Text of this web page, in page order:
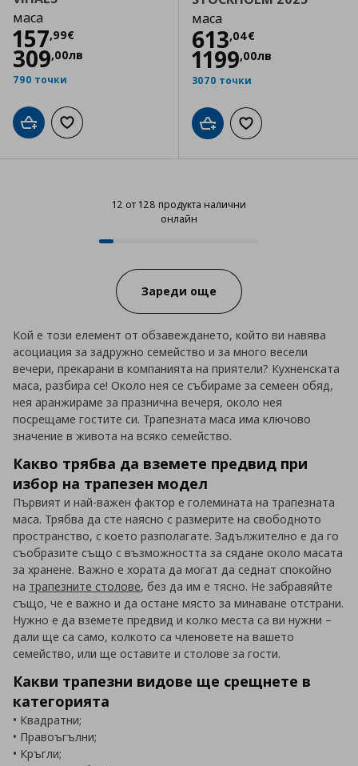
маса
157,99€
Цена
309,00лв
790 точки
Добави в кошницата
Добави към списъка с любими
маса
613,04€
Цена
1199,00лв
3070 точки
Добави в кошницата
Добави към
12 от 128 продукта налични
онлайн
12 от 128 продукта налични
Progress:
Зареди още
Кой е този елемент от обзавеждането, който ви навява
асоциация за задружно семейство и за много весели
вечери, прекарани в компанията на приятели? Кухненската
маса, разбира се! Около нея се събираме за семеен обяд,
нея аранжираме за празнична вечеря, около нея
посрещаме гостите си. Трапезната маса има ключово
значение в живота на всяко семейство.
Какво трябва да вземете предвид при
избор на трапезен модел
Първият и най-важен фактор е големината на трапезната
маса. Трябва да сте наясно с размерите на свободното
пространство, с което разполагате. Задължително е да го
съобразите също с възможността за сядане около масата
за хранене. Важно е хората да могат да седнат спокойно
на трапезните столове, без да им е тясно. Не забравяйте
също, че е важно и да остане място за минаване отстрани.
Нужно е да вземете предвид и колко места са ви нужни –
дали ще са само, колкото са членовете на вашето
семейство, или ще оставите и столове за гости.
Какви трапезни видове ще срещнете в
категорията
• Квадратни;
• Правоъгълни;
• Кръгли;